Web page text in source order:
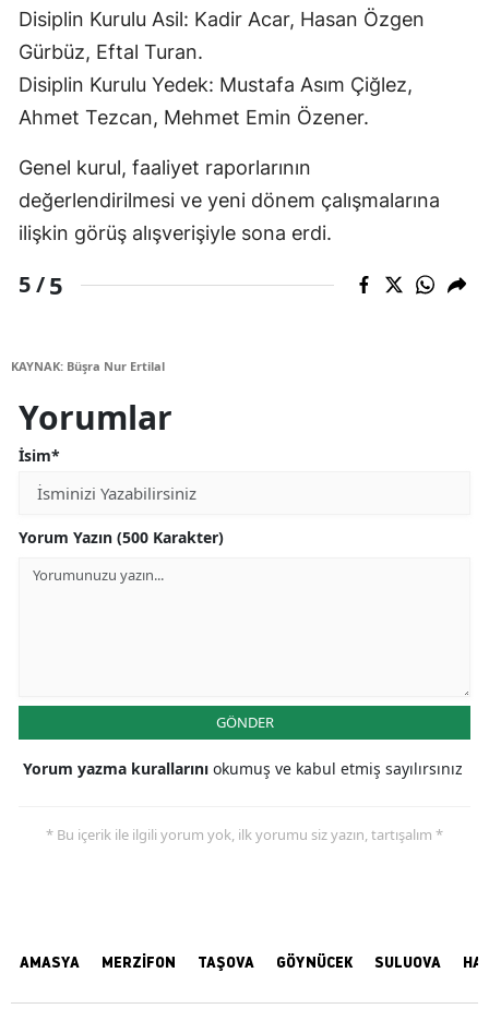
Disiplin Kurulu Asil: Kadir Acar, Hasan Özgen
Gürbüz, Eftal Turan.
Disiplin Kurulu Yedek: Mustafa Asım Çiğlez,
Ahmet Tezcan, Mehmet Emin Özener.
Genel kurul, faaliyet raporlarının
değerlendirilmesi ve yeni dönem çalışmalarına
ilişkin görüş alışverişiyle sona erdi.
5 /5
KAYNAK: Büşra Nur Ertilal
Yorumlar
İsim*
Yorum Yazın (500 Karakter)
GÖNDER
Yorum yazma kurallarını okumuş ve kabul etmiş sayılırsınız
* Bu içerik ile ilgili yorum yok, ilk yorumu siz yazın, tartışalım *
AMASYA MERZİFON TAŞOVA GÖYNÜCEK SULUOVA